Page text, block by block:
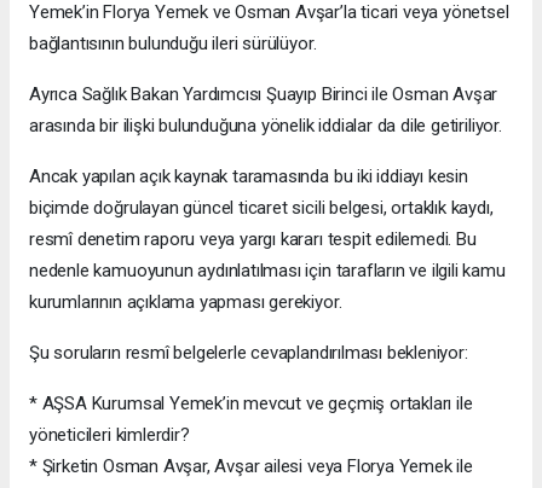
Yemek’in Florya Yemek ve Osman Avşar’la ticari veya yönetsel
bağlantısının bulunduğu ileri sürülüyor.
Ayrıca Sağlık Bakan Yardımcısı Şuayıp Birinci ile Osman Avşar
arasında bir ilişki bulunduğuna yönelik iddialar da dile getiriliyor.
Ancak yapılan açık kaynak taramasında bu iki iddiayı kesin
biçimde doğrulayan güncel ticaret sicili belgesi, ortaklık kaydı,
resmî denetim raporu veya yargı kararı tespit edilemedi. Bu
nedenle kamuoyunun aydınlatılması için tarafların ve ilgili kamu
kurumlarının açıklama yapması gerekiyor.
Şu soruların resmî belgelerle cevaplandırılması bekleniyor:
* AŞSA Kurumsal Yemek’in mevcut ve geçmiş ortakları ile
yöneticileri kimlerdir?
* Şirketin Osman Avşar, Avşar ailesi veya Florya Yemek ile